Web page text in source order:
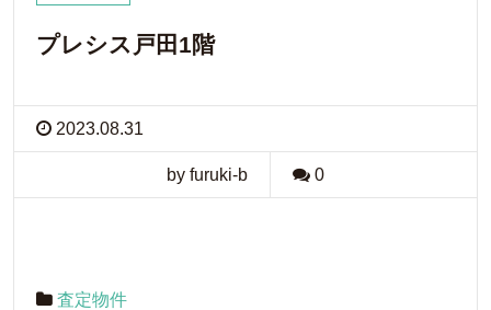
プレシス戸田1階
2023.08.31
by furuki-b 0
査定物件